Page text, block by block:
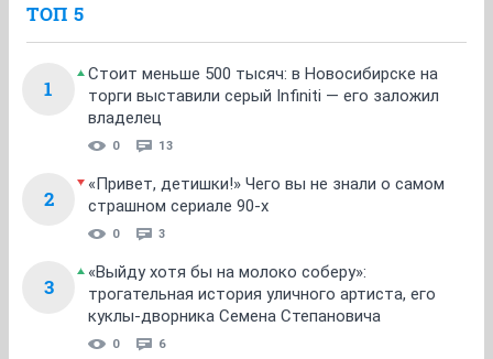
ТОП 5
1
Стоит меньше 500 тысяч: в Новосибирске на
торги выставили серый Infiniti — его заложил
владелец
0 13
2
«Привет, детишки!» Чего вы не знали о самом
страшном сериале 90-х
0 3
3
«Выйду хотя бы на молоко соберу»:
трогательная история уличного артиста, его
куклы-дворника Семена Степановича
0 6